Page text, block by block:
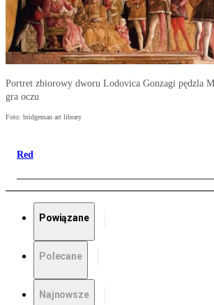
Portret zbiorowy dworu Lodovica Gonzagi pędzla
gra oczu
Foto: bridgeman art library
Red
Powiązane
Polecane
Najnowsze